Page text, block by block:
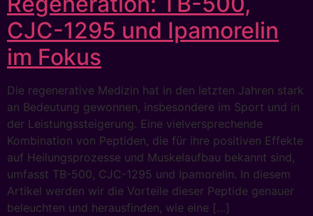
CJC-1295 und Ipamorelin
im Fokus
Die regenerative Medizin hat in den letzten Jahren stark
an Bedeutung gewonnen, insbesondere im Sport und in
der Leistungssteigerung. Eine vielversprechende
Kombination von Peptiden, die für ihre positiven Effekte
auf Heilungsprozesse und Muskelaufbau bekannt sind,
umfasst TB-500, CJC-1295 und Ipamorelin. In diesem
Artikel werden wir die Vorteile dieser Peptide genauer
beleuchten und herausfinden, wie eine […]